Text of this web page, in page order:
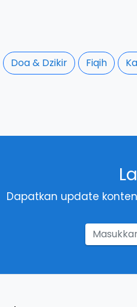
Doa & Dzikir Fiqih
Dapatkan update